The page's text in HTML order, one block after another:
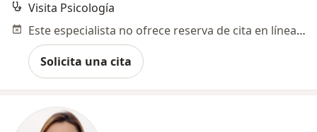
Visita Psicología
Este especialista no ofrece reserva de cita en línea en esta dirección.
Solicita una cita